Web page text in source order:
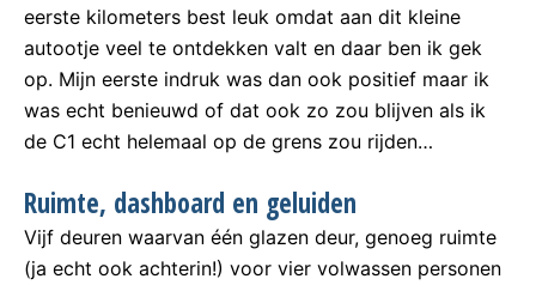
eerste kilometers best leuk omdat aan dit kleine
autootje veel te ontdekken valt en daar ben ik gek
op. Mijn eerste indruk was dan ook positief maar ik
was echt benieuwd of dat ook zo zou blijven als ik
de C1 echt helemaal op de grens zou rijden…
Ruimte, dashboard en geluiden
Vijf deuren waarvan één glazen deur, genoeg ruimte
(ja echt ook achterin!) voor vier volwassen personen